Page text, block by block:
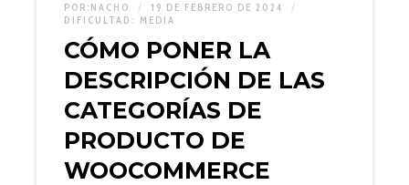
POR: NACHO
19 DE FEBRERO DE 2024
DIFICULTAD: MEDIA
CÓMO PONER LA
DESCRIPCIÓN DE LAS
CATEGORÍAS DE
PRODUCTO DE
WOOCOMMERCE